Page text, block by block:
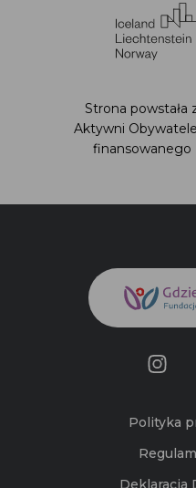
Strona powstała z
Obywatele –